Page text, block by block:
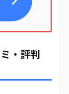
・評判